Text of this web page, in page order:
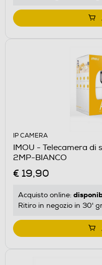
IP CAMERA
IMOU - Telecamera di
2MP-BIANCO
€ 19,90
Acquisto online:
Ritiro in negozio in 30'